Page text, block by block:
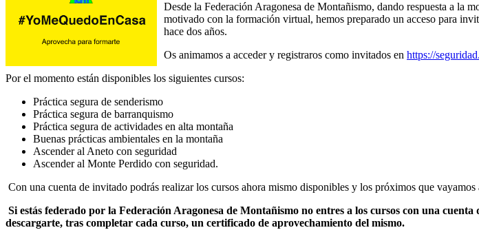
Desde la Federación Aragonesa de Montañismo, dando respuesta a la
motivado con la formación virtual, hemos preparado un acceso para
hace dos años.
Os animamos a acceder y registraros como invitados en https://
Por el momento están disponibles los siguientes cursos:
Práctica segura de senderismo
Práctica segura de barranquismo
Práctica segura de actividades en alta montaña
Buenas prácticas ambientales en la montaña
Ascender al Aneto con seguridad
Ascender al Monte Perdido con seguridad.
Con una cuenta de invitado podrás realizar los cursos ahora mismo disponibles y los próximos que vayamos
Si estás federado por la Federación Aragonesa de Montañismo no entres a los cursos con una cuenta
descargarte, tras completar cada curso, un certificado de aprovechamiento del mismo.